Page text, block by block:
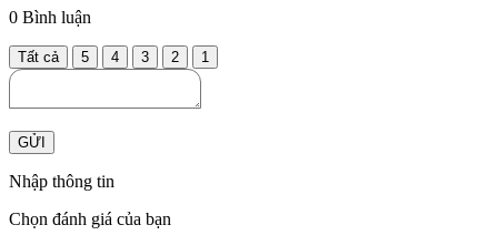
0 Bình luận
Tất cả 5 4 3 2 1
GỬI
Nhập thông tin
Chọn đánh giá của bạn